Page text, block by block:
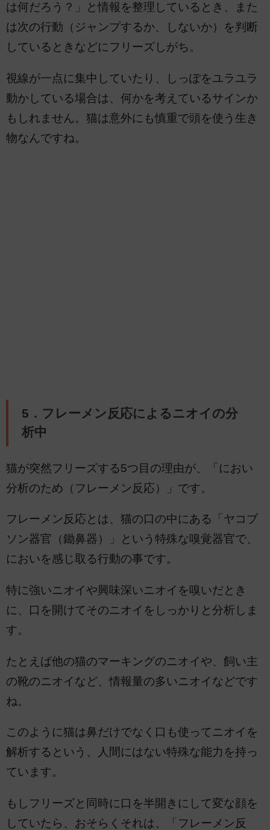
は何だろう？」と情報を整理しているとき、また
は次の行動（ジャンプするか、しないか）を判断
しているときなどにフリーズしがち。
視線が一点に集中していたり、しっぽをユラユラ
動かしている場合は、何かを考えているサインか
もしれません。猫は意外にも慎重で頭を使う生き
物なんですね。
5．フレーメン反応によるニオイの分
析中
猫が突然フリーズする5つ目の理由が、「におい
分析のため（フレーメン反応）」です。
フレーメン反応とは、猫の口の中にある「ヤコブ
ソン器官（鋤鼻器）」という特殊な嗅覚器官で、
においを感じ取る行動の事です。
特に強いニオイや興味深いニオイを嗅いだとき
に、口を開けてそのニオイをしっかりと分析しま
す。
たとえば他の猫のマーキングのニオイや、飼い主
の靴のニオイなど、情報量の多いニオイなどです
ね。
このように猫は鼻だけでなく口も使ってニオイを
解析するという、人間にはない特殊な能力を持っ
ています。
もしフリーズと同時に口を半開きにして変な顔を
していたら、おそらくそれは、「フレーメン反